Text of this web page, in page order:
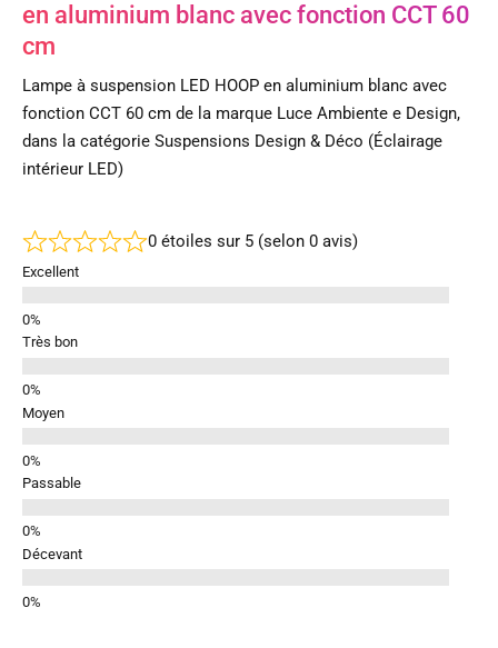
en aluminium blanc avec fonction CCT 60
cm
Lampe à suspension LED HOOP en aluminium blanc avec
fonction CCT 60 cm de la marque Luce Ambiente e Design,
dans la catégorie Suspensions Design & Déco (Éclairage
intérieur LED)
0 étoiles sur 5 (selon 0 avis)
Excellent
Très bon
Moyen
Passable
Décevant